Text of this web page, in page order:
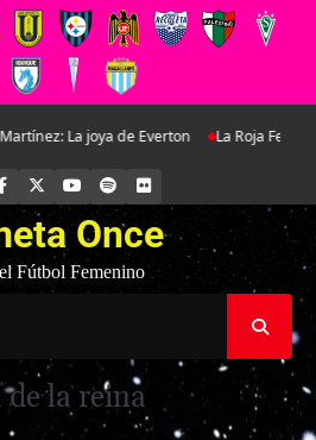
La joya de Everton La Roja
FACEBOOK YOUTUBE
SPOTIFYFLICKR
Once
Fútbol Femenino
de la reina